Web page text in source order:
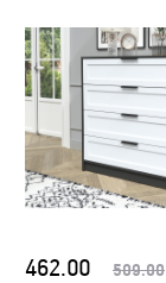
462.00 509.00